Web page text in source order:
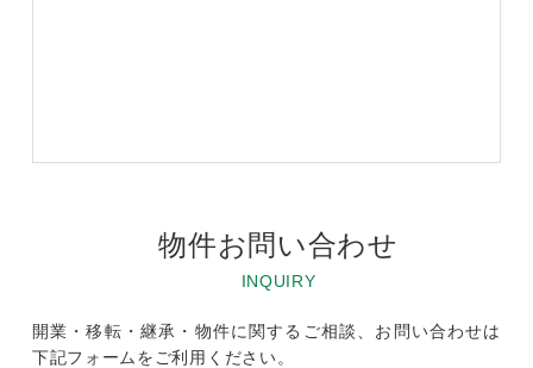
物件お問い合わせ
INQUIRY
開業・移転・継承・物件に関するご相談、お問い合わせは
下記フォームをご利用ください。